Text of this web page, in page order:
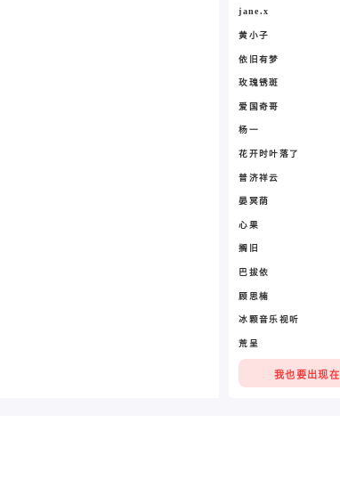
jane.x
黄小子
依旧有梦
玫瑰锈斑
爱国奇哥
杨一
花开时叶落了
普济祥云
晏冥荫
心果
搁旧
巴拔依
顾思楠
冰颗音乐视听
荒呈
我也要出现